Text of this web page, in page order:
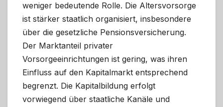
weniger bedeutende Rolle. Die Altersvorsorge
ist stärker staatlich organisiert, insbesondere
über die gesetzliche Pensionsversicherung.
Der Marktanteil privater
Vorsorgeeinrichtungen ist gering, was ihren
Einfluss auf den Kapitalmarkt entsprechend
begrenzt. Die Kapitalbildung erfolgt
vorwiegend über staatliche Kanäle und